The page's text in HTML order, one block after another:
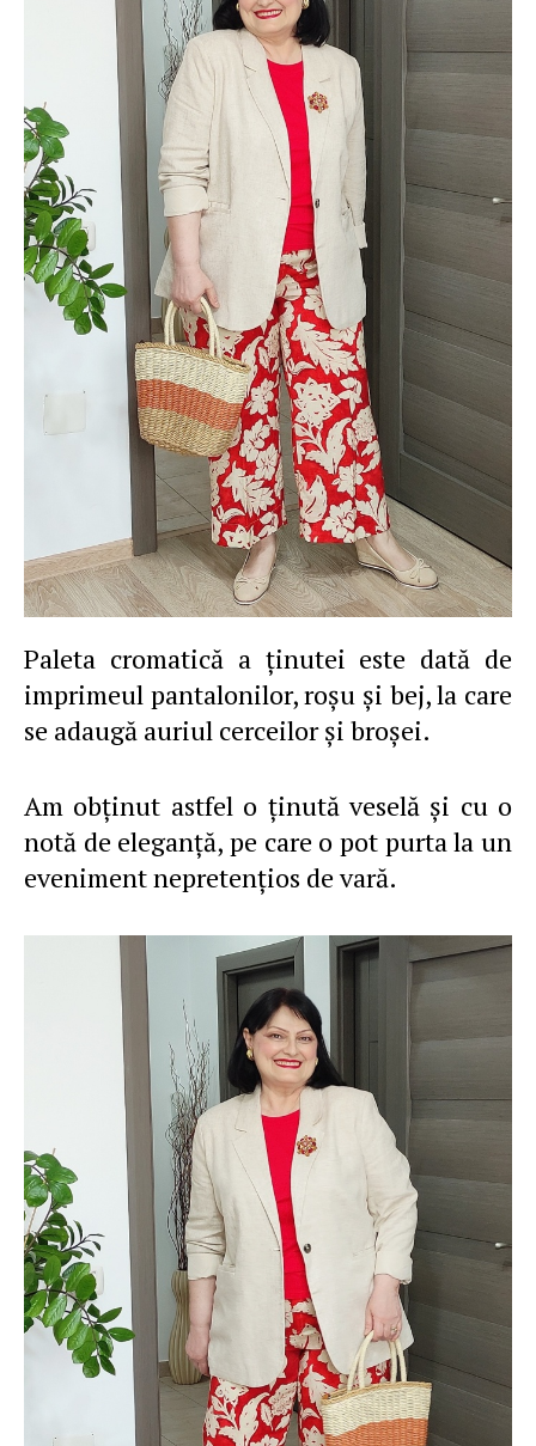
Paleta cromatică a ţinutei este dată de
imprimeul pantalonilor, roşu şi bej, la care
se adaugă auriul cerceilor şi broşei.
Am obţinut astfel o ţinută veselă şi cu o
notă de eleganţă, pe care o pot purta la un
eveniment nepretenţios de vară.